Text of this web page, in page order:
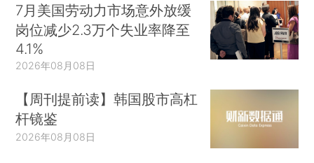
7月美国劳动力市场意外放缓
岗位减少2.3万个失业率降至
4.1%
2026年08月08日
【周刊提前读】韩国股市高杠
杆镜鉴
2026年08月08日